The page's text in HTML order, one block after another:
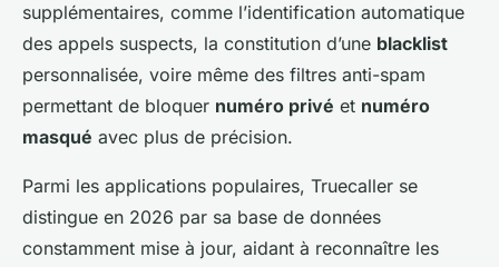
supplémentaires, comme l’identification automatique
des appels suspects, la constitution d’une blacklist
personnalisée, voire même des filtres anti-spam
permettant de bloquer numéro privé et numéro
masqué avec plus de précision.
Parmi les applications populaires, Truecaller se
distingue en 2026 par sa base de données
constamment mise à jour, aidant à reconnaître les